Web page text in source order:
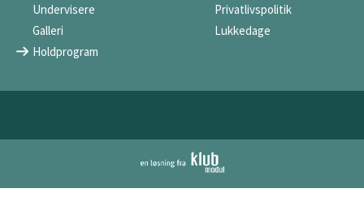
Undervisere
Privatlivspolitik
Galleri
Lukkedage
Holdprogram